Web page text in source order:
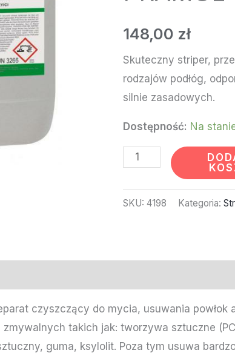
148,00 zł
Skuteczny striper,
rodzajów podłóg,
silnie zasadowych.
Dostępność: Na
STRIPOL
SKU: 4198 Kategoria:
czyszczący do mycia, usuwania powłok
takich jak: tworzywa sztuczne
guma, ksylolit. Poza tym usuwa